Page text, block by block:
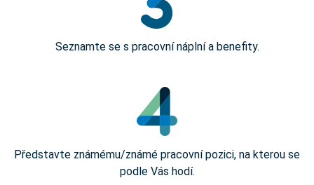
Seznamte se s pracovní náplní a benefity.
Představte známému/známé pracovní pozici, na kterou se
podle Vás hodí.